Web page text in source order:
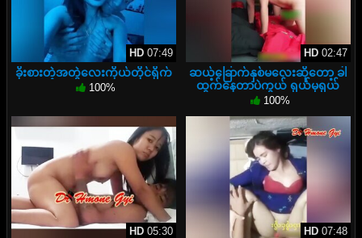
HD07:49
ခိုးစားတဲ့အတွဲလေးကိုယ်တိုင်ရိုက်
100%
HD02:47
ဆယ့်ခြောက်နှစ်မလေးဆိုတော့ ခါ
ထွက်နေတာပဲကွယ် ရှယ်မှရှယ်
100%
HD05:30 HD07:48